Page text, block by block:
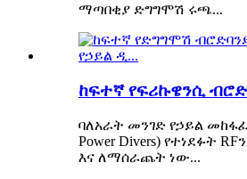
ማጣበቂያ ድግግሞሽ ሩጫ...
ከፍተኛ የፍሪኩዌንሲ
ባለአራት መንገድ የኃይል
Power Divers) የተነደፉት
እና ለማሰራጨት ነው...